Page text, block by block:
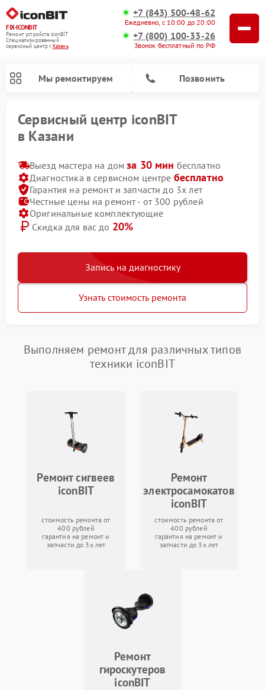
FIX-ICONBIT
Ремонт устройств iconBIT
Специализированный
cервисный центр г.Казань
+7 (843) 500-48-62
Ежедневно, с 10:00 до 20:00
+7 (800) 100-33-26
Звонок бесплатный по РФ
Мы ремонтируем Позвонить
Сервисный центр iconBIT
в Казани
Выезд мастера на домза 30 мин бесплатно
Диагностика в сервисном центре бесплатно
Гарантия на ремонт и запчасти до 3х лет
Честные цены на ремонт - от 300 рублей
Оригинальные комплектующие
Скидка для вас до 20%
Запись на диагностику
Узнать стоимость ремонта
Выполняем ремонт для различных типов
техники iconBIT
Ремонт сигвеев
iconBIT
стоимость ремонта от
400 рублей
гарантия на ремонт и
запчасти до 3х лет
Ремонт
электросамокатов
iconBIT
стоимость ремонта от
400 рублей
гарантия на ремонт и
запчасти до 3х лет
Ремонт
гироскутеров
iconBIT